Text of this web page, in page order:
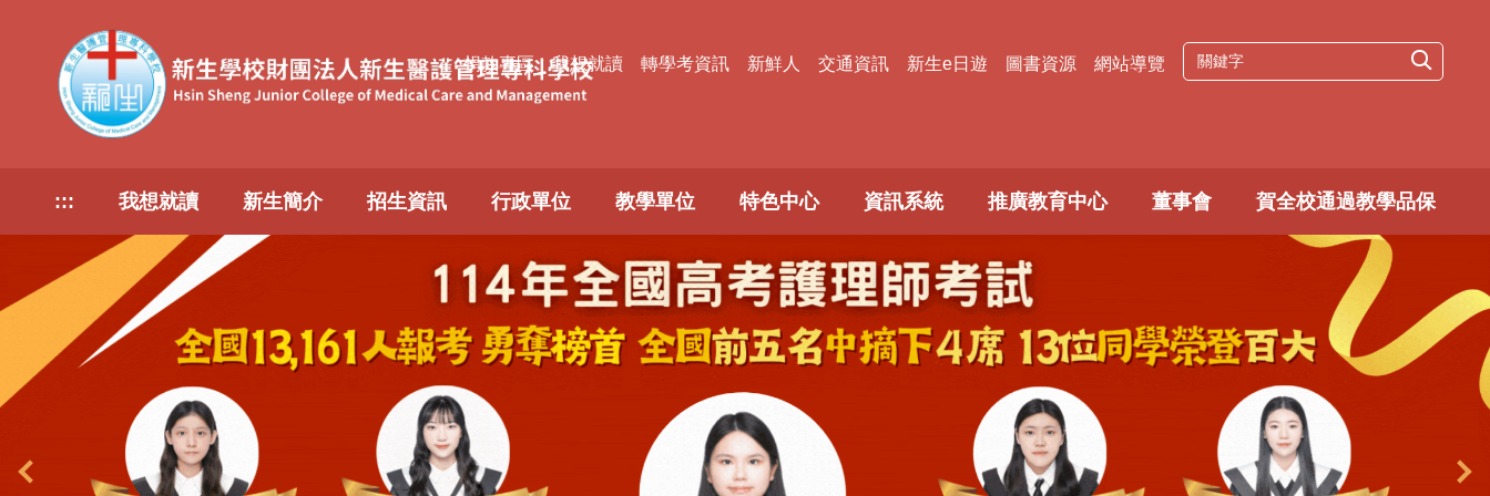
捐款專區 我想就讀 轉學考資訊 新鮮人 交通資訊 新生e日遊 圖書資源 網站導覽
::: 我想就讀 新生簡介 招生資訊 行政單位 教學單位 特色中心 資訊系統 推廣教育中心 董事會 賀全校通過教學品保